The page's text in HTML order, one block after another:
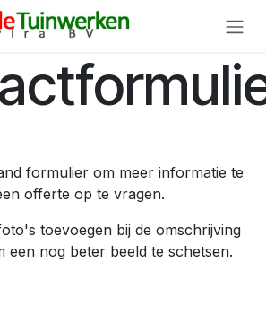
formulier om meer informatie te
offerte op te vragen.
toevoegen bij de omschrijving
een nog beter beeld te schetsen.